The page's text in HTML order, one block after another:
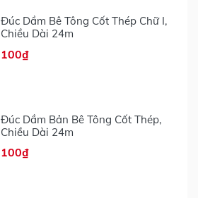
Đúc Dầm Bê Tông Cốt Thép Chữ I,
Chiều Dài 24m
100₫
Đúc Dầm Bản Bê Tông Cốt Thép,
Chiều Dài 24m
100₫